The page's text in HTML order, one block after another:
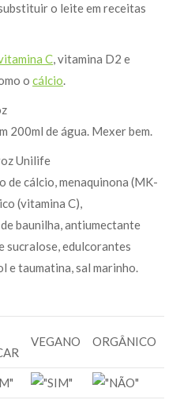
o leite em receitas
C, vitamina D2 e
o cálcio.
200ml de água. Mexer bem.
Unilife
cálcio, menaquinona (MK-
(vitamina C),
baunilha, antiumectante
edulcorantes
e taumatina, sal marinho.
VEGANO ORGÂNICO